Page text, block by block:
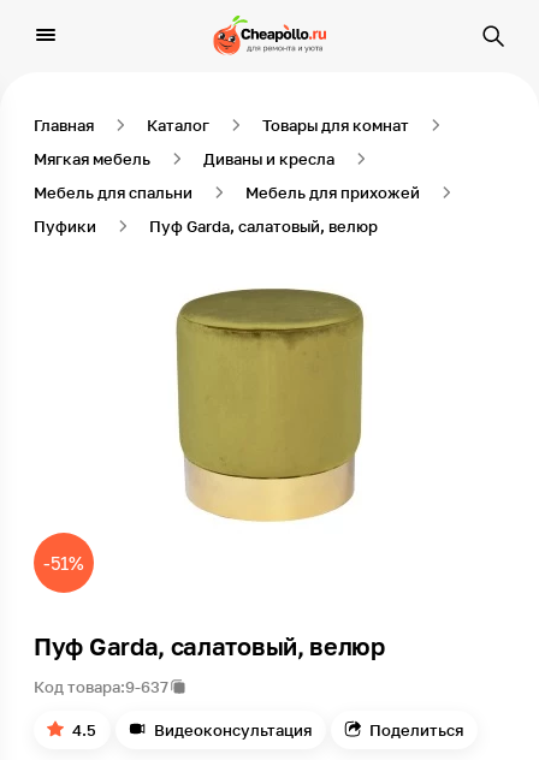
Главная Каталог
Товары для комнат
Мягкая мебель
Диваны и кресла
Мебель для спальни
Мебель для прихожей
Пуфики
Пуф Garda, салатовый, велюр
-51%
Пуф Garda, салатовый, велюр
Код товара:9-637
4.5 Видеоконсультация Поделиться